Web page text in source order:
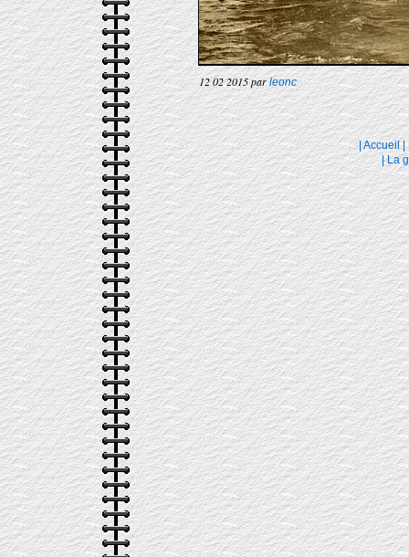
12 02 2015 parleonc
| Accueil |
|La